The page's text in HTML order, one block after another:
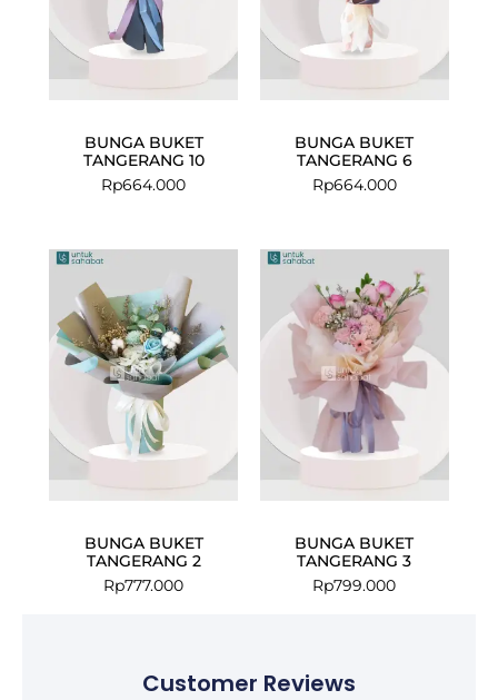
BUNGA BUKET
TANGERANG 10
Rp664.000
BUNGA BUKET
TANGERANG 6
Rp664.000
BUNGA BUKET
TANGERANG 2
Rp777.000
BUNGA BUKET
TANGERANG 3
Rp799.000
Customer Reviews